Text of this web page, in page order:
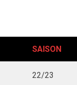
SAISON
22/23